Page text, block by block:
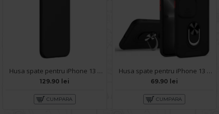
Husa spate pentru iPhone 13 Pro Baseus Liquid Silica Gel - Negru
129.90 lei
CUMPARA
Husa spate pentru iPhone 13 Pro Max - Slide Case Negru
69.90 lei
CUMPARA